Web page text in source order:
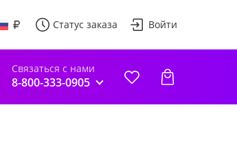
Статус заказа Войти
Связаться с нами
8-800-333-0905